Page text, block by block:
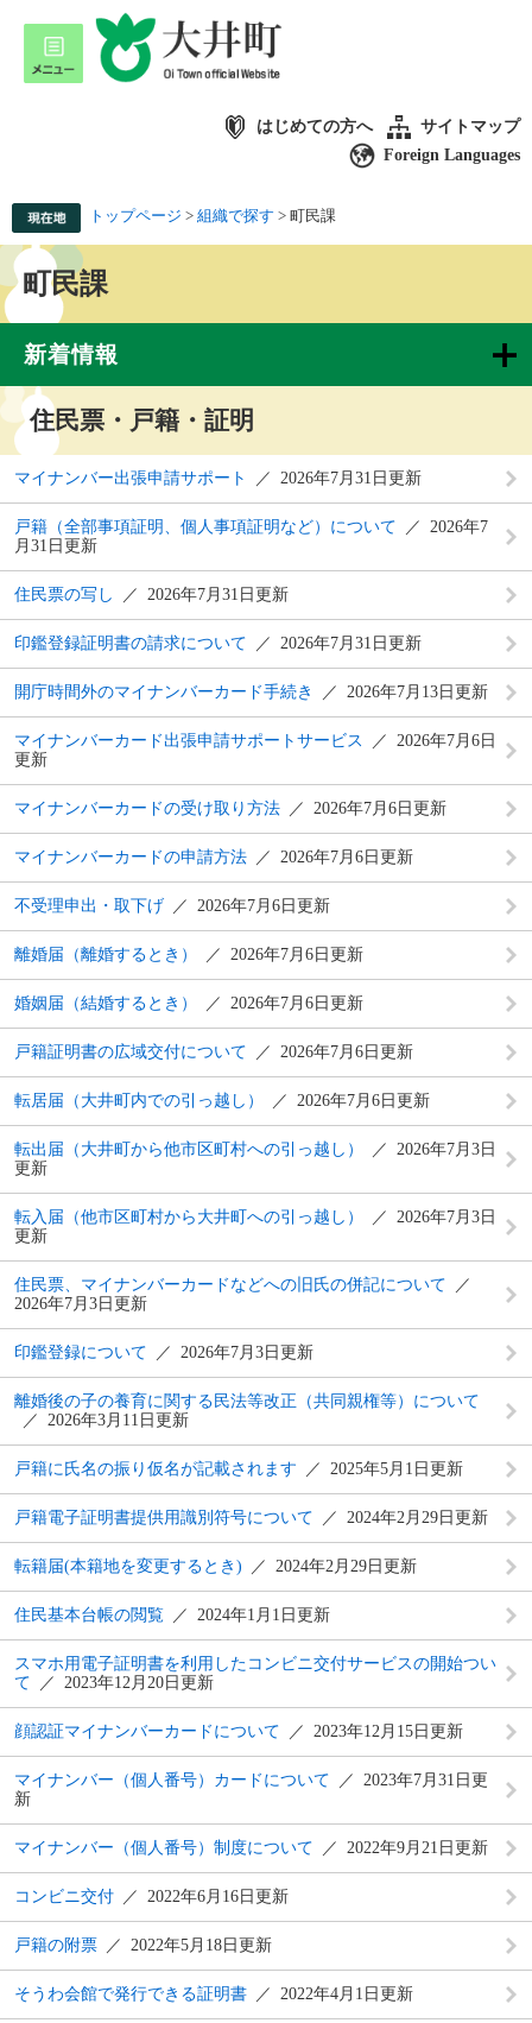
はじめての方へ
サイトマップ
Foreign Languages
トップページ > 組織で探す > 町民課
町民課
新着情報
住民票・戸籍・証明
マイナンバー出張申請サポート 2026年7月31日更新
戸籍（全部事項証明、個人事項証明など）について
2026年7
月31日更新
住民票の写し 2026年7月31日更新
印鑑登録証明書の請求について 2026年7月31日更新
開庁時間外のマイナンバーカード手続き 2026年7月13日更新
マイナンバーカード出張申請サポートサービス
2026年7月6日
更新
マイナンバーカードの受け取り方法 2026年7月6日更新
マイナンバーカードの申請方法 2026年7月6日更新
不受理申出・取下げ 2026年7月6日更新
離婚届（離婚するとき） 2026年7月6日更新
婚姻届（結婚するとき） 2026年7月6日更新
戸籍証明書の広域交付について 2026年7月6日更新
転居届（大井町内での引っ越し） 2026年7月6日更新
転出届（大井町から他市区町村への引っ越し）
2026年7月3日
更新
転入届（他市区町村から大井町への引っ越し）
2026年7月3日
更新
住民票、マイナンバーカードなどへの旧氏の併記について
2026年7月3日更新
印鑑登録について 2026年7月3日更新
離婚後の子の養育に関する民法等改正（共同親権等）について
2026年3月11日更新
戸籍に氏名の振り仮名が記載されます 2025年5月1日更新
戸籍電子証明書提供用識別符号について 2024年2月29日更新
転籍届(本籍地を変更するとき) 2024年2月29日更新
住民基本台帳の閲覧 2024年1月1日更新
スマホ用電子証明書を利用したコンビニ交付サービスの開始つい
て
2023年12月20日更新
顔認証マイナンバーカードについて 2023年12月15日更新
マイナンバー（個人番号）カードについて
2023年7月31日更
新
マイナンバー（個人番号）制度について 2022年9月21日更新
コンビニ交付 2022年6月16日更新
戸籍の附票 2022年5月18日更新
そうわ会館で発行できる証明書 2022年4月1日更新